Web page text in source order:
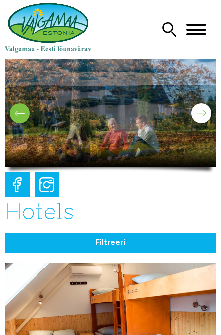
Hotels
Filtreeri